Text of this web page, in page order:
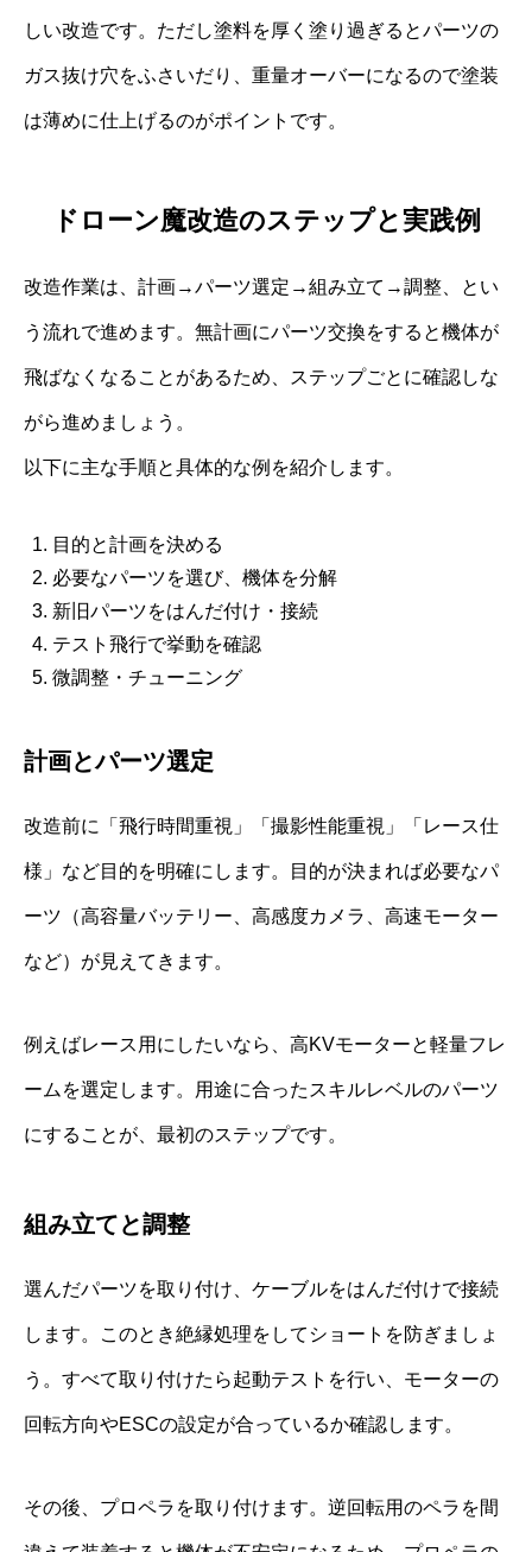
しい改造です。ただし塗料を厚く塗り過ぎるとパーツの
ガス抜け穴をふさいだり、重量オーバーになるので塗装
は薄めに仕上げるのがポイントです。
ドローン魔改造のステップと実践例
改造作業は、計画→パーツ選定→組み立て→調整、とい
う流れで進めます。無計画にパーツ交換をすると機体が
飛ばなくなることがあるため、ステップごとに確認しな
がら進めましょう。
以下に主な手順と具体的な例を紹介します。
目的と計画を決める
必要なパーツを選び、機体を分解
新旧パーツをはんだ付け・接続
テスト飛行で挙動を確認
微調整・チューニング
計画とパーツ選定
改造前に「飛行時間重視」「撮影性能重視」「レース仕
様」など目的を明確にします。目的が決まれば必要なパ
ーツ（高容量バッテリー、高感度カメラ、高速モーター
など）が見えてきます。
例えばレース用にしたいなら、高KVモーターと軽量フレ
ームを選定します。用途に合ったスキルレベルのパーツ
にすることが、最初のステップです。
組み立てと調整
選んだパーツを取り付け、ケーブルをはんだ付けで接続
します。このとき絶縁処理をしてショートを防ぎましょ
う。すべて取り付けたら起動テストを行い、モーターの
回転方向やESCの設定が合っているか確認します。
その後、プロペラを取り付けます。逆回転用のペラを間